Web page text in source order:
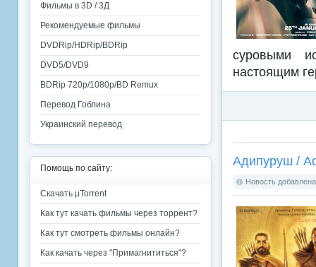
суровыми
настоящим
Адипуруш /
Новость
Фильмы в 3D / 3Д
Рекомендуемые фильмы
DVDRip/HDRip/BDRip
DVD5/DVD9
BDRip 720p/1080p/BD Remux
Перевод Гоблина
Украинский перевод
Помощь по сайту:
Скачать µTorrent
Как тут качать фильмы через торрент?
Как тут смотреть фильмы онлайн?
Как качать через "Примагнититься"?